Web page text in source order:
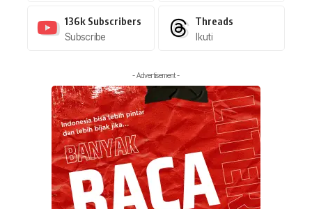
136k Subscribers
Subscribe
Threads
Ikuti
- Advertisement -